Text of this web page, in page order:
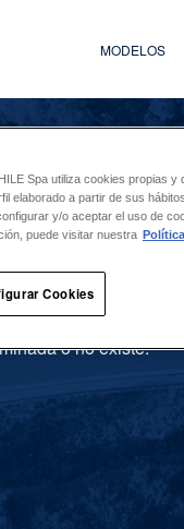
MODELOS
o no existe.
Spa utiliza cookies propias
elaborado a partir de sus
y/o aceptar el uso de
puede visitar nuestra
Cookies